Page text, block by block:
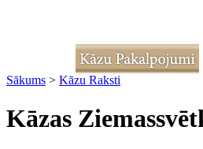
Sākums > Kāzu Raksti
Kāzas